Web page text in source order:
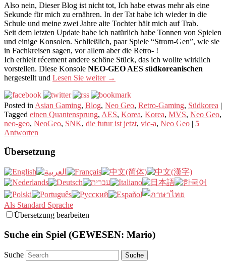
Also nein, Dieser Blog ist nicht tot, Ich habe etwas mehr als eine
Sekunde für mich zu ernähren. In der Tat habe ich wieder in die
Schule und meine zwei Jahre alte Tochter hält mich auf Trab.
Seit dem letzten Update habe ich natürlich habe Tonnen von Spielen
und einige Konsolen. Schließlich, paar Spiele “Strom-Gen”, wie sie
in Fachkreisen sagen, vor allem aber die Retro- !
Ich erhielt récement andere schöne Stück, das ich wollte wirklich
vorstellen. Diese Konsole NEO-GEO AES südkoreanischen
hergestellt und Lesen Sie weiter →
Posted in Asian Gaming, Blog, Neo Geo, Retro-Gaming, Südkorea |
Tagged einen Quantensprung, AES, Korea, Korea, MVS, Neo Geo,
neo-geo, NeoGeo, SNK, die futur ist jetzt, vic-a, Neo Geo | 5
Antworten
Übersetzung
Als Standard Sprache
Übersetzung bearbeiten
Suche ein Spiel (GEWESEN: Mario)
Suche